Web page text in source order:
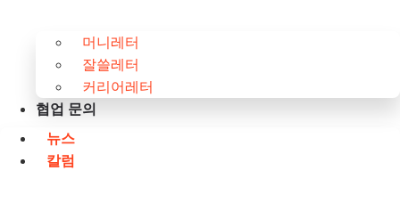
머니레터
잘쓸레터
커리어레터
협업 문의
뉴스
칼럼